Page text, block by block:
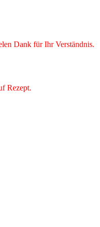
Dank für Ihr Verständnis.
Rezept.